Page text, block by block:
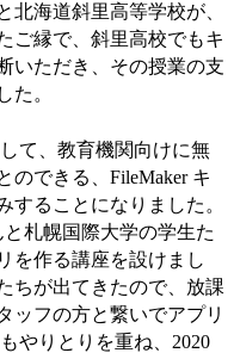
北海道斜里高等学校が、
ご縁で、斜里高校でもキ
いただき、その授業の支
た。
て、教育機関向けに無
のできる、FileMaker キ
することになりました。
札幌国際大学の学生た
を作る講座を設けまし
ちが出てきたので、放課
ッフの方と繋いでアプリ
やりとりを重ね、2020